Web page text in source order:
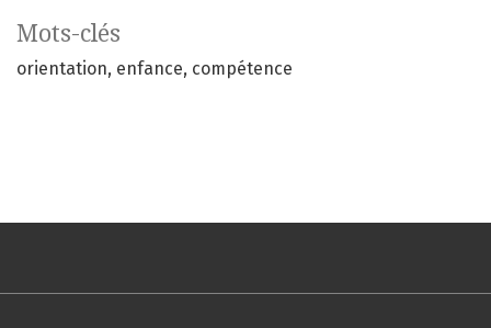
Mots-clés
orientation enfance compétence